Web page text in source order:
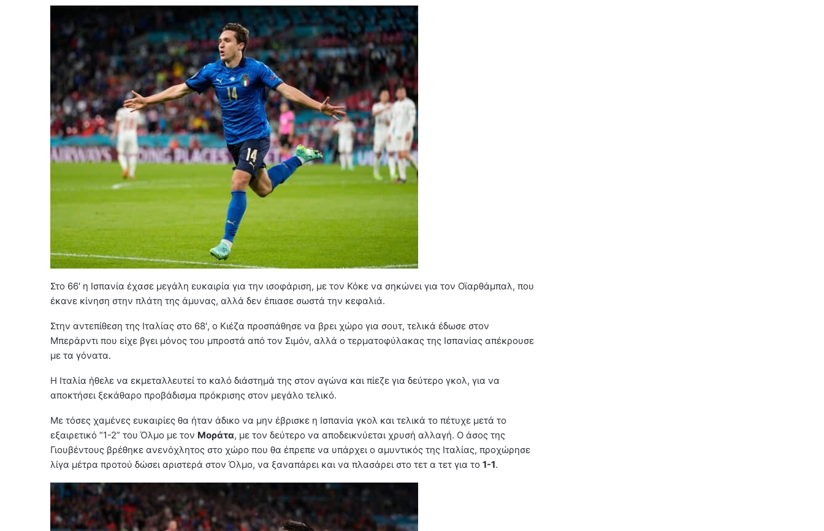
Στο 66′ η Ισπανία έχασε μεγάλη ευκαιρία για την ισοφάριση, με τον Κόκε να σηκώνει για τον Οϊαρθάμπαλ, που
έκανε κίνηση στην πλάτη της άμυνας, αλλά δεν έπιασε σωστά την κεφαλιά.
Στην αντεπίθεση της Ιταλίας στο 68′, ο Κιέζα προσπάθησε να βρει χώρο για σουτ, τελικά έδωσε στον
Μπεράρντι που είχε βγει μόνος του μπροστά από τον Σιμόν, αλλά ο τερματοφύλακας της Ισπανίας απέκρουσε
με τα γόνατα.
H Ιταλία ήθελε να εκμεταλλευτεί το καλό διάστημά της στον αγώνα και πίεζε για δεύτερο γκολ, για να
αποκτήσει ξεκάθαρο προβάδισμα πρόκρισης στον μεγάλο τελικό.
Με τόσες χαμένες ευκαιρίες θα ήταν άδικο να μην έβρισκε η Ισπανία γκολ και τελικά το πέτυχε μετά το
εξαιρετικό “1-2” του Όλμο με τον Μοράτα, με τον δεύτερο να αποδεικνύεται χρυσή αλλαγή. Ο άσος της
Γιουβέντους βρέθηκε ανενόχλητος στο χώρο που θα έπρεπε να υπάρχει ο αμυντικός της Ιταλίας, προχώρησε
λίγα μέτρα προτού δώσει αριστερά στον Όλμο, να ξαναπάρει και να πλασάρει στο τετ α τετ για το 1-1.